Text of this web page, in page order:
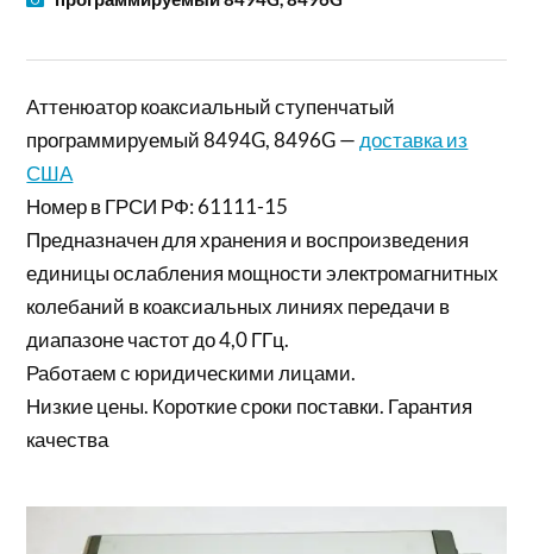
Аттенюатор коаксиальный ступенчатый
программируемый 8494G, 8496G — доставка из
США
Номер в ГРСИ РФ: 61111-15
Предназначен для хранения и воспроизведения
единицы ослабления мощности электромагнитных
колебаний в коаксиальных линиях передачи в
диапазоне частот до 4,0 ГГц.
Работаем с юридическими лицами.
Низкие цены. Короткие сроки поставки. Гарантия
качества